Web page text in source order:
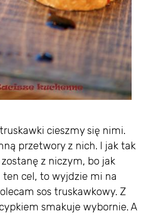
cieszmy się nimi.
przetwory z nich. I jak tak
z niczym, bo jak
ten cel, to wyjdzie mi na
sos truskawkowy. Z
smakuje wybornie. A